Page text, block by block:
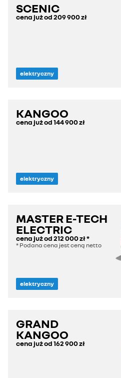
SCENIC
cena już od209 900 zł
elektryczny
KANGOO
cena już od144 900 zł
elektryczny
MASTER E-TECH
ELECTRIC
cena już od212 000 zł*
* Podana cena jest ceną netto
elektryczny
GRAND
KANGOO
cena już od162 900 zł